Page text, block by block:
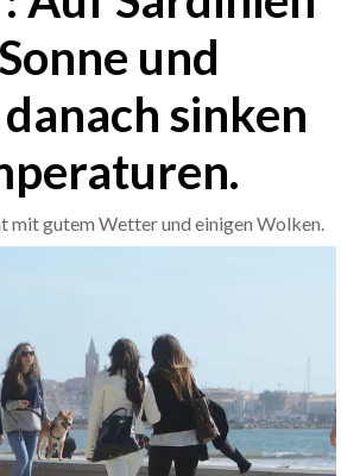
und
sinken
mit gutem Wetter und einigen Wolken.